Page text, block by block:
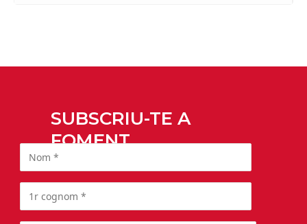
SUBSCRIU-TE A
FOMENT